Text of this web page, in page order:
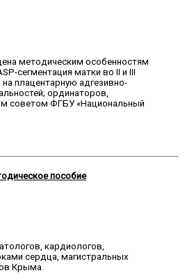
методическим особенностям
сегментация матки во II и III
плацентарную адгезивно-
ординаторов,
советом ФГБУ «Национальный
пособие
кардиологов,
сердца, магистральных
Крыма.